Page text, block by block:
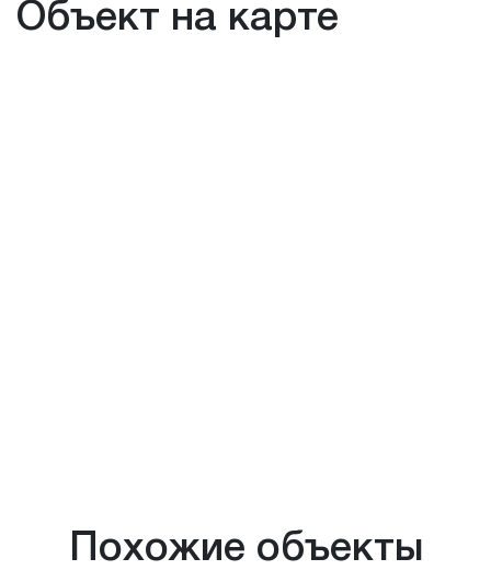
Объект на карте
Похожие объекты